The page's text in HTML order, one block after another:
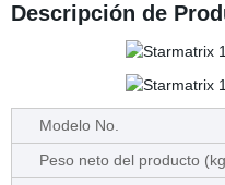
Descripción de
Modelo No.
Peso neto del producto